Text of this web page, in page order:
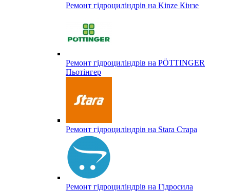
Ремонт гідроциліндрів на Kinze Кінзе
Ремонт гідроциліндрів на PÖTTINGER
Пьотінгер
Ремонт гідроциліндрів на Stara Стара
Ремонт гідроциліндрів на Гідросила